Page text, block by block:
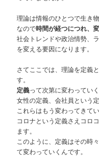
理論は情報のひとつで生き物
なので時間が経つにつれ、
社会トレンドや政治情勢、
を変える要因になります。
さてここでは、理論を定義
す。
定義って次第に変わってい
女性の定義、会社員という
これらはもう変わってきてい
コロナという定義さえコロ
ます。
このように、定義はその時
て変わっていくんです。